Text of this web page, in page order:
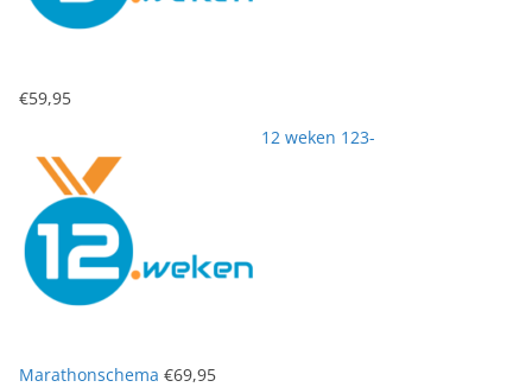
€59,95
12 weken 123-
Marathonschema €69,95